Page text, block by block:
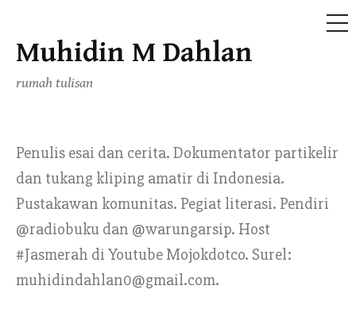
Skip
content
Muhidin M Dahlan
rumah tulisan
Penulis esai dan cerita. Dokumentator partikelir
dan tukang kliping amatir di Indonesia.
Pustakawan komunitas. Pegiat literasi. Pendiri
@radiobuku dan @warungarsip. Host
#Jasmerah di Youtube Mojokdotco. Surel:
muhidindahlan0@gmail.com.